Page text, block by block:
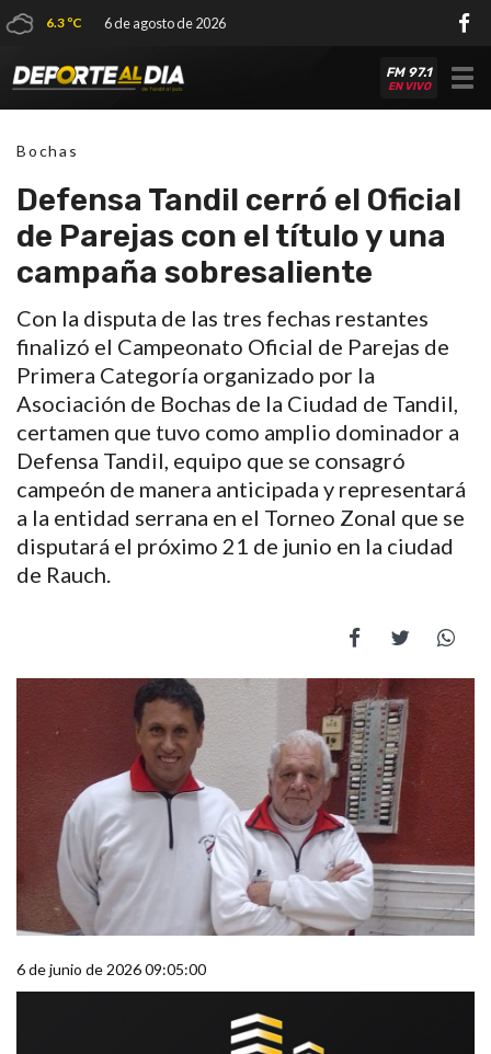
6.3 ºC 6 de agosto de 2026
FM 97.1
EN VIVO
Bochas
Defensa Tandil cerró el Oficial
de Parejas con el título y una
campaña sobresaliente
Con la disputa de las tres fechas restantes
finalizó el Campeonato Oficial de Parejas de
Primera Categoría organizado por la
Asociación de Bochas de la Ciudad de Tandil,
certamen que tuvo como amplio dominador a
Defensa Tandil, equipo que se consagró
campeón de manera anticipada y representará
a la entidad serrana en el Torneo Zonal que se
disputará el próximo 21 de junio en la ciudad
de Rauch.
6 de junio de 2026 09:05:00